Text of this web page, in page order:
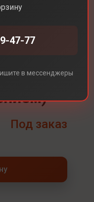
( с
Под заказ
47-77
в мессенджеры